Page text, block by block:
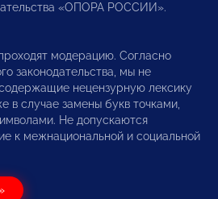
«ОПОРА РОССИИ».
модерацию. Согласно
законодательства, мы не
нецензурную лексику
в случае замены букв точками,
Не допускаются
к межнациональной и социальной